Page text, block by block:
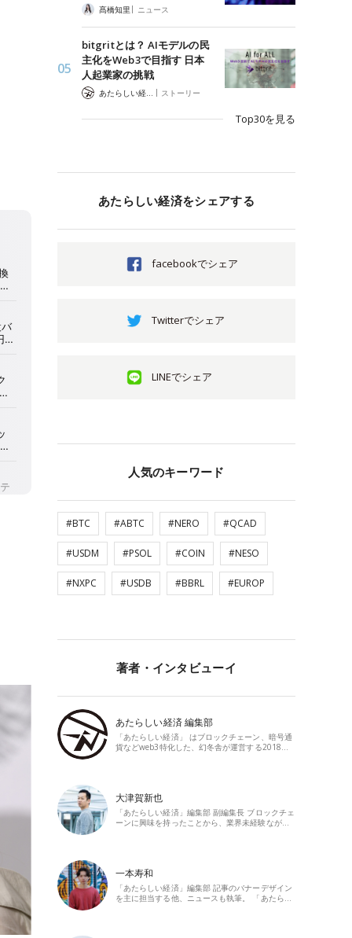
髙橋知里 | ニュース
bitgritとは？ AIモデルの民
主化をWeb3で目指す 日本
人起業家の挑戦
| ストーリー
Top30を見る
あたらしい経済をシェアする
facebookでシェア
Twitterでシェア
LINEでシェア
人気のキーワード
#BTC #ABTC #NERO #QCAD
#USDM #PSOL #COIN #NESO
#NXPC #USDB #BBRL #EUROP
著者・インタビューイ
あたらしい経済 編集部
「あたらしい経済」 はブロックチェーン、暗号通
貨などweb3特化した、幻冬舎が運営する2018…
大津賀新也
「あたらしい経済」編集部 副編集長 ブロックチェ
ーンに興味を持ったことから、業界未経験なが…
一本寿和
「あたらしい経済」編集部 記事のバナーデザイン
を主に担当する他、ニュースも執筆。 「あたら…